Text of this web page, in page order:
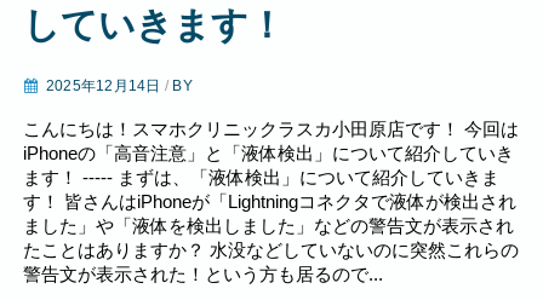
していきます！
2025年12月14日 / BY
こんにちは！スマホクリニックラスカ小田原店です！ 今回は
iPhoneの「高音注意」と「液体検出」について紹介していき
ます！ ----- まずは、「液体検出」について紹介していきま
す！ 皆さんはiPhoneが「Lightningコネクタで液体が検出され
ました」や「液体を検出しました」などの警告文が表示され
たことはありますか？ 水没などしていないのに突然これらの
警告文が表示された！という方も居るので...